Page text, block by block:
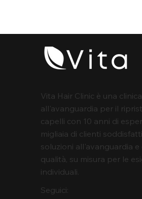
Vita Hair Clinic è una clinica
all'avanguardia per il
capelli con 10 anni di
migliaia di clienti
soluzioni all'avanguardia e
qualità, su misura per le
individuali.
Seguici: